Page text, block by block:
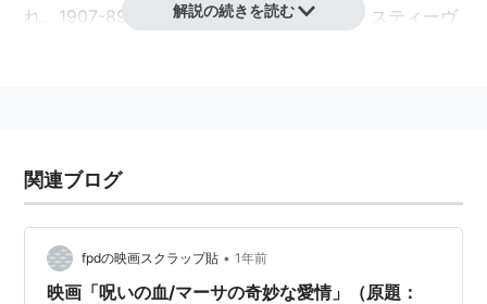
れ。1907-89）本名：ルビー・キャサリン・スティーヴ
ク・キャプラの「希望の星」（1930）に初主演。
自ら製作した人気ＴＶ西部劇「バークレー牧場」
（1965−69）でも有名。
1990年１月20日、カリフォルニア州サンタモニカに
て没。
解説の続きを読む
関連ブログ
fpdの映画スクラップ貼 • 1年前
映画「呪いの血/マーサの奇妙な愛情」（原題：